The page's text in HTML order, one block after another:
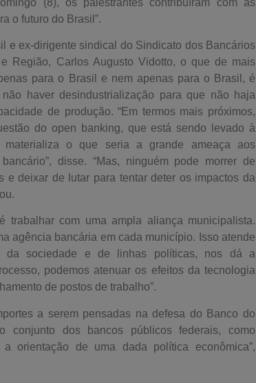
o futuro do Brasil”.
e ex-dirigente sindical do Sindicato dos Bancários
Região, Carlos Augusto Vidotto, o que de mais
para o Brasil e nem apenas para o Brasil, é
haver desindustrialização para que não haja
de produção. “Em termos mais próximos,
do open banking, que está sendo levado à
materializa o que seria a grande ameaça aos
disse. “Mas, ninguém pode morrer de
e deixar de lutar para tentar deter os impactos da
trabalhar com uma ampla aliança municipalista.
agência bancária em cada município. Isso atende
da sociedade e de linhas políticas, nos dá a
podemos atenuar os efeitos da tecnologia
de postos de trabalho”.
a serem pensadas na defesa do Banco do
conjunto dos bancos públicos federais, como
orientação de uma dada política econômica”,